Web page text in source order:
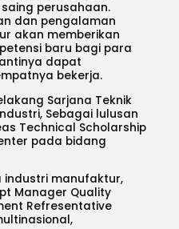
perusahaan.
dan pengalaman
akan memberikan
baru bagi para
dapat
bekerja.
Sarjana Teknik
Sebagai lulusan
Technical Scholarship
pada bidang
industri manufaktur,
Manager Quality
Refresentative